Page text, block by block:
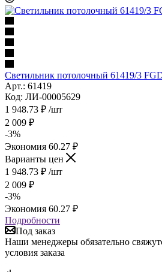
Светильник потолочный 61419/3
Арт.: 61419
Код: ЛИ-00005629
1 948.73 ₽ /шт
2 009 ₽
-3%
Экономия 60.27 ₽
Варианты цен
1 948.73 ₽ /шт
2 009 ₽
-3%
Экономия 60.27 ₽
Подробности
Под заказ
Наши менеджеры обязательно
условия заказа